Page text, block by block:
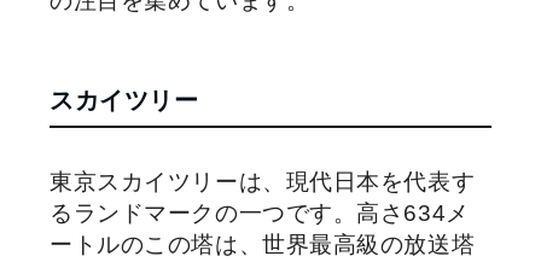
スカイツリー
東京スカイツリーは、現代日本を代表す
るランドマークの一つです。高さ634メ
ートルのこの塔は、世界最高級の放送塔